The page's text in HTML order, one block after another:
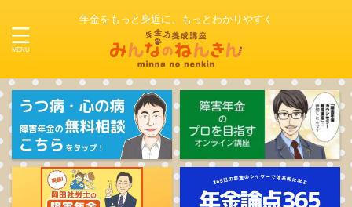
年金をもっと身近に、もっとわかりやすく